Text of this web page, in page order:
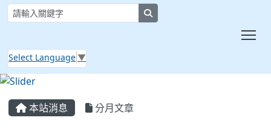
Select Language ▼
本站消息 分月文章